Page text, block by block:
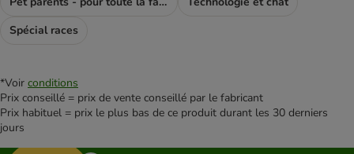
Spécial races
*Voir conditions
Prix conseillé = prix de vente conseillé par le fabricant
Prix habituel = prix le plus bas de ce produit durant les 30 derniers
jours